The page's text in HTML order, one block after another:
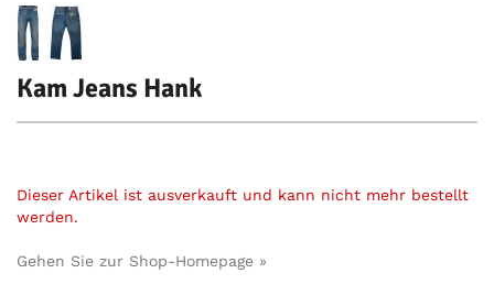
Kam Jeans Hank
Dieser Artikel ist ausverkauft und kann nicht mehr bestellt
werden.
Gehen Sie zur Shop-Homepage »